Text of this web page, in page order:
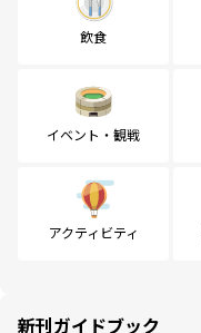
飲食
イベント・観戦
アクティビティ
新刊ガイドブック